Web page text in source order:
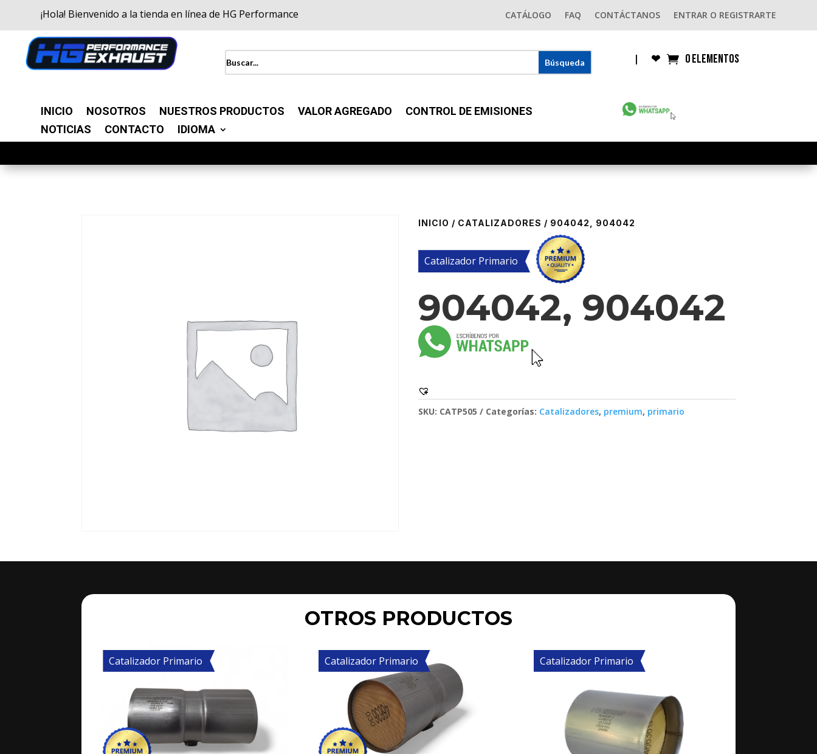
¡Hola! Bienvenido a la tienda en línea de HG Performance CATÁLOGO FAQ CONTÁCTANOS ENTRAR O REGISTRARTE
| ❤︎ 0 elementos
INICIO NOSOTROS NUESTROS PRODUCTOS VALOR AGREGADO
CONTROL DE EMISIONES
NOTICIAS
CONTACTO IDIOMA
INICIO / CATALIZADORES / 904042, 904042
Catalizador Primario
904042, 904042
SKU: CATP505 Categorías: Catalizadores, premium, primario
OTROS PRODUCTOS
Catalizador Primario Catalizador Primario Catalizador Primario